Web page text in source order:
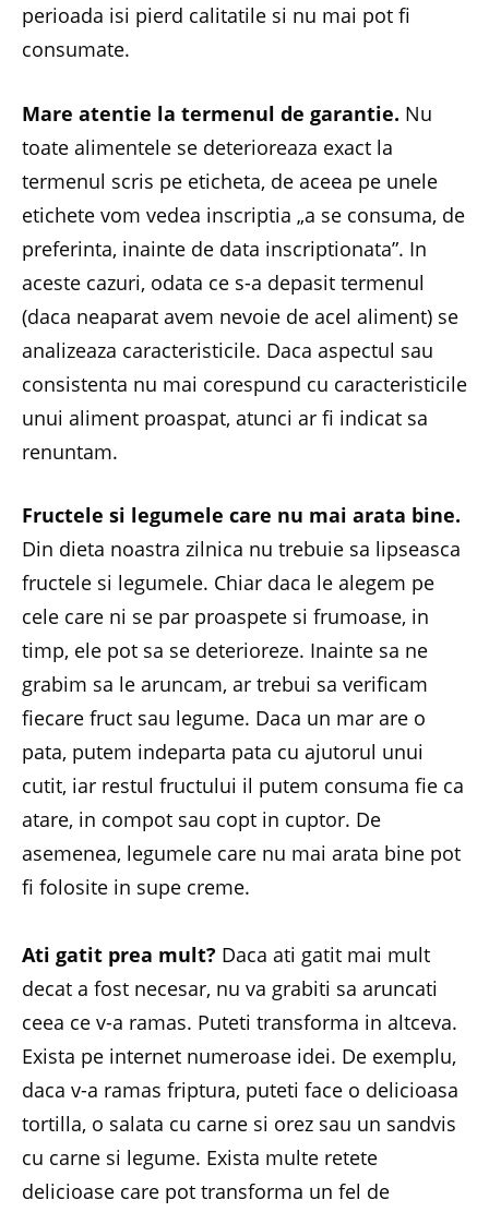
perioada isi pierd calitatile si nu mai pot fi
consumate.
Mare atentie la termenul de garantie. Nu
toate alimentele se deterioreaza exact la
termenul scris pe eticheta, de aceea pe unele
etichete vom vedea inscriptia „a se consuma, de
preferinta, inainte de data inscriptionata”. In
aceste cazuri, odata ce s-a depasit termenul
(daca neaparat avem nevoie de acel aliment) se
analizeaza caracteristicile. Daca aspectul sau
consistenta nu mai corespund cu caracteristicile
unui aliment proaspat, atunci ar fi indicat sa
renuntam.
Fructele si legumele care nu mai arata bine.
Din dieta noastra zilnica nu trebuie sa lipseasca
fructele si legumele. Chiar daca le alegem pe
cele care ni se par proaspete si frumoase, in
timp, ele pot sa se deterioreze. Inainte sa ne
grabim sa le aruncam, ar trebui sa verificam
fiecare fruct sau legume. Daca un mar are o
pata, putem indeparta pata cu ajutorul unui
cutit, iar restul fructului il putem consuma fie ca
atare, in compot sau copt in cuptor. De
asemenea, legumele care nu mai arata bine pot
fi folosite in supe creme.
Ati gatit prea mult? Daca ati gatit mai mult
decat a fost necesar, nu va grabiti sa aruncati
ceea ce v-a ramas. Puteti transforma in altceva.
Exista pe internet numeroase idei. De exemplu,
daca v-a ramas friptura, puteti face o delicioasa
tortilla, o salata cu carne si orez sau un sandvis
cu carne si legume. Exista multe retete
delicioase care pot transforma un fel de